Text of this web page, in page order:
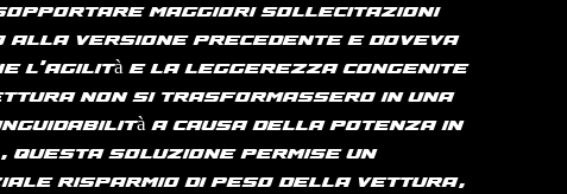
maggiori sollecitazioni
versione precedente e doveva
l'agilità e la leggerezza congenite
non si trasformassero in una
a causa della potenza in
questa soluzione permise un
risparmio di peso della vettura,